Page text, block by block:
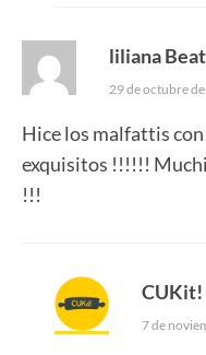
liliana
29 de octubre
Hice los malfattis
exquisitos !!!!!!
!!!
CUKit!
7 de